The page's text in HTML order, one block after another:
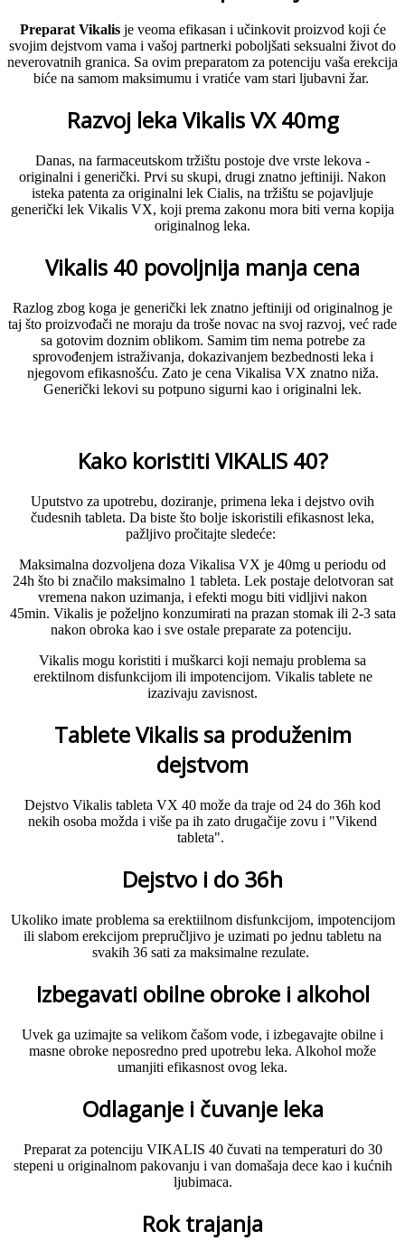
Preparat Vikalisje veoma efikasan i učinkovit proizvod koji će
svojim dejstvom vama i vašoj partnerki poboljšati seksualni život do
neverovatnih granica. Sa ovim preparatom za potenciju vaša erekcija
biće na samom maksimumu i vratiće vam stari ljubavni žar.
Razvoj leka Vikalis VX 40mg
Danas, na farmaceutskom tržištu postoje dve vrste lekova -
originalni i generički. Prvi su skupi, drugi znatno jeftiniji. Nakon
isteka patenta za originalni lek Cialis, na tržištu se pojavljuje
generički lek Vikalis VX, koji prema zakonu mora biti verna kopija
originalnog leka.
Vikalis 40 povoljnija manja cena
Razlog zbog koga je generički lek znatno jeftiniji od originalnog je
taj što proizvođači ne moraju da troše novac na svoj razvoj, već rade
sa gotovim doznim oblikom. Samim tim nema potrebe za
sprovođenjem istraživanja, dokazivanjem bezbednosti leka i
njegovom efikasnošću. Zato je cena Vikalisa VX znatno niža.
Generički lekovi su potpuno sigurni kao i originalni lek.
Kako koristiti VIKALIS 40?
Uputstvo za upotrebu, doziranje, primena leka i dejstvo ovih
čudesnih tableta. Da biste što bolje iskoristili efikasnost leka,
pažljivo pročitajte sledeće:
Maksimalna dozvoljena doza Vikalisa VX je 40mg u periodu od
24h što bi značilo maksimalno 1 tableta. Lek postaje delotvoran sat
vremena nakon uzimanja, i efekti mogu biti vidljivi nakon
45min. Vikalis je poželjno konzumirati na prazan stomak ili 2-3 sata
nakon obroka kao i sve ostale preparate za potenciju.
Vikalis mogu koristiti i muškarci koji nemaju problema sa
erektilnom disfunkcijom ili impotencijom. Vikalis tablete ne
izazivaju zavisnost.
Tablete Vikalis sa produženim
dejstvom
Dejstvo Vikalis tableta VX 40 može da traje od 24 do 36h kod
nekih osoba možda i više pa ih zato drugačije zovu i "Vikend
tableta".
Dejstvo i do 36h
Ukoliko imate problema sa erektiilnom disfunkcijom, impotencijom
ili slabom erekcijom prepručljivo je uzimati po jednu tabletu na
svakih 36 sati za maksimalne rezulate.
Izbegavati obilne obroke i alkohol
Uvek ga uzimajte sa velikom čašom vode, i izbegavajte obilne i
masne obroke neposredno pred upotrebu leka. Alkohol može
umanjiti efikasnost ovog leka.
Odlaganje i čuvanje leka
Preparat za potenciju VIKALIS 40 čuvati na temperaturi do 30
stepeni u originalnom pakovanju i van domašaja dece kao i kućnih
ljubimaca.
Rok trajanja